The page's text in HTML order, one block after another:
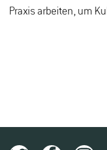
Praxis arbeiten, um